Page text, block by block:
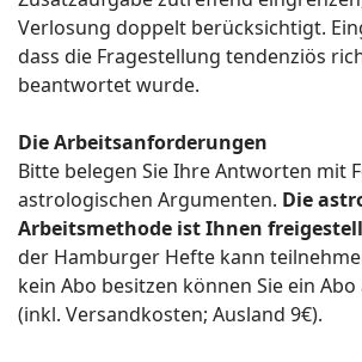
Verlosung doppelt berücksichtigt.
dass die Fragestellung tendenziös
beantwortet wurde.
Die Arbeitsanforderungen
Bitte belegen Sie Ihre Antworten mit
astrologischen Argumenten. Die
Arbeitsmethode ist Ihnen
der Hamburger Hefte kann
kein Abo besitzen können Sie ein
(inkl. Versandkosten; Ausland 9€).